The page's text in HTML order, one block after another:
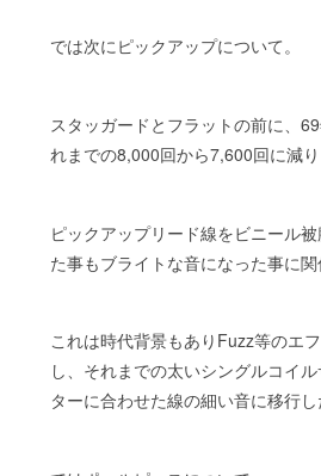
では次にピックアップについて。
スタッガードとフラットの前に、
れまでの8,000回から7,600回に減り
ピックアップリード線をビニール
た事もブライトな音になった事に関
これは時代背景もありFuzz等のエ
し、それまでの太いシングルコイ
ターに合わせた線の細い音に移行し